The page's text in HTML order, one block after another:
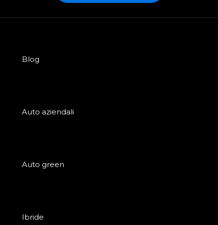
Blog
Auto aziendali
Auto green
Ibride